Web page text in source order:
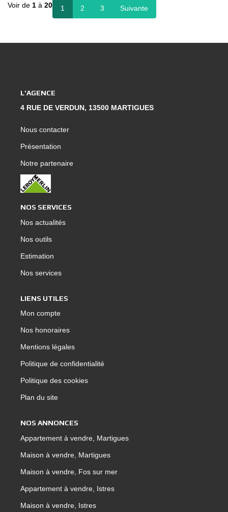
Voir de 1 à 20 1 2 3 Suivante
L'AGENCE
4 RUE DE VERDUN, 13500 MARTIGUES
Nous contacter
Présentation
Notre partenaire
NOS SERVICES
Nos actualités
Nos outils
Estimation
Nos services
LIENS UTILES
Mon compte
Nos honoraires
Mentions légales
Politique de confidentialité
Politique des cookies
Plan du site
NOS ANNONCES
Appartement à vendre, Martigues
Maison à vendre, Martigues
Maison à vendre, Fos sur mer
Appartement à vendre, Istres
Maison à vendre, Istres